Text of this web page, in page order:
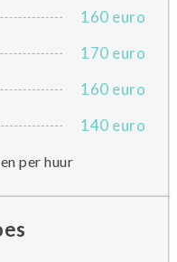
160 euro
170 euro
160 euro
140 euro
per huur